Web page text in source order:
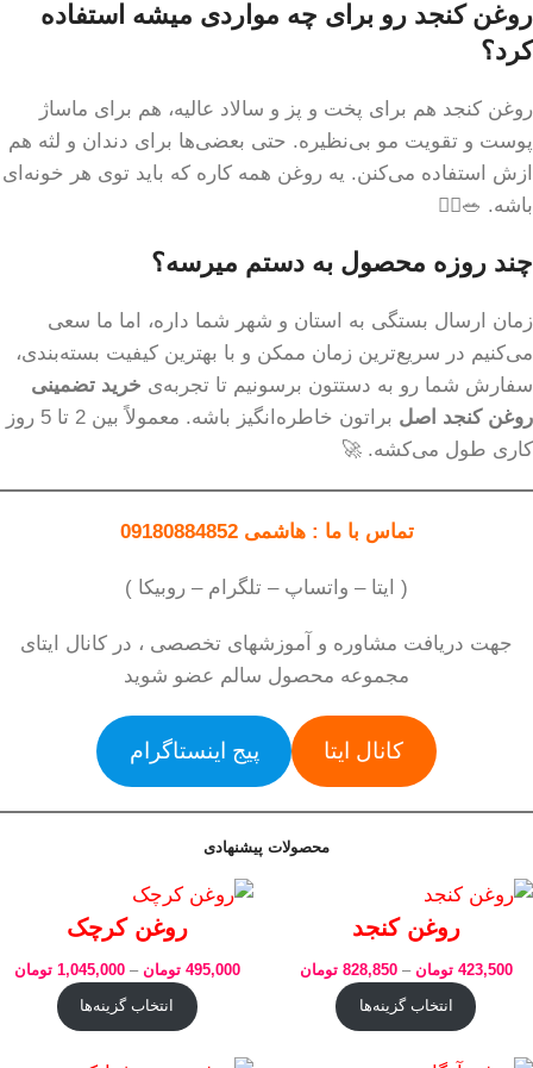
روغن کنجد رو برای چه مواردی میشه استفاده
کرد؟
روغن کنجد هم برای پخت و پز و سالاد عالیه، هم برای ماساژ
پوست و تقویت مو بی‌نظیره. حتی بعضی‌ها برای دندان و لثه هم
ازش استفاده می‌کنن. یه روغن همه کاره که باید توی هر خونه‌ای
باشه. 🥗💆‍♀️
چند روزه محصول به دستم میرسه؟
زمان ارسال بستگی به استان و شهر شما داره، اما ما سعی
می‌کنیم در سریع‌ترین زمان ممکن و با بهترین کیفیت بسته‌بندی،
سفارش شما رو به دستتون برسونیم تا تجربه‌ی خرید تضمینی
روغن کنجد اصل
براتون خاطره‌انگیز باشه. معمولاً بین 2 تا 5 روز
کاری طول می‌کشه. 🚀
تماس با ما : هاشمی 09180884852
( ایتا – واتساپ – تلگرام – روبیکا )
جهت دریافت مشاوره و آموزشهای تخصصی ، در کانال ایتای
مجموعه محصول سالم عضو شوید
کانال ایتا پیج اینستاگرام
محصولات پیشنهادی
روغن کنجد
423,500 تومان –
828,850 تومان
انتخاب گزینه‌ها
روغن کرچک
495,000 تومان –
1,045,000 تومان
انتخاب گزینه‌ها